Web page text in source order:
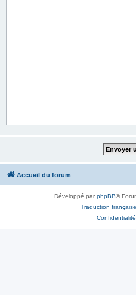
Accueil du forum
Développé parphpBB®
Traduction
Confidentialité